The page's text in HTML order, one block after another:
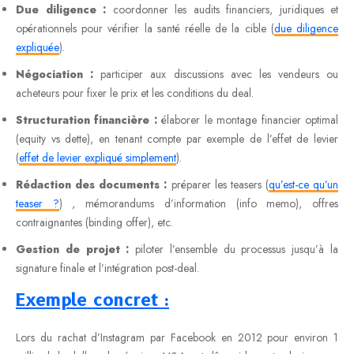
Due diligence : coordonner les audits financiers, juridiques et
opérationnels pour vérifier la santé réelle de la cible (due diligence
expliquée).
Négociation : participer aux discussions avec les vendeurs ou
acheteurs pour fixer le prix et les conditions du deal.
Structuration financière :élaborer le montage financier optimal
(equity vs dette), en tenant compte par exemple de l’effet de levier
(effet de levier expliqué simplement).
Rédaction des documents : préparer les teasers (qu’est-ce qu’un
teaser ?) , mémorandums d’information (info memo), offres
contraignantes (binding offer), etc.
Gestion de projet : piloter l’ensemble du processus jusqu’à la
signature finale et l’intégration post-deal.
Exemple concret :
Lors du rachat d’Instagram par Facebook en 2012 pour environ 1